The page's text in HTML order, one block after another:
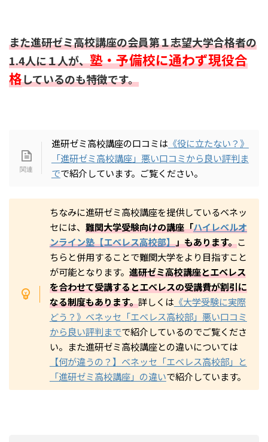
また進研ゼミ高校講座の会員第１志望大学合格者の
1.4人に１人が、塾・予備校に通わず現役合
格しているのも特徴です。
進研ゼミ高校講座の口コミは 《役に立たない？》
「進研ゼミ高校講座」悪い口コミから良い評判ま
でで紹介しています。ご覧ください。
ちなみに進研ゼミ高校講座を提供しているベネッ
セには、 難関大学受験向けの講座「ハイレベルオ
ンライン塾【エベレス高校部】」もあります。こ
ちらと併用することで難関大学をより目指すこと
が可能となります。 進研ゼミ高校講座とエベレス
を合わせて受講するとエベレスの受講費が割引に
なる制度もあります。詳しくは 《大学受験に実際
どう？》ベネッセ「エベレス高校部」悪い口コミ
から良い評判までで紹介しているのでご覧くださ
い。また進研ゼミ高校講座との違いについては
【何が違うの？】ベネッセ「エベレス高校部」と
「進研ゼミ高校講座」の違いで紹介しています。